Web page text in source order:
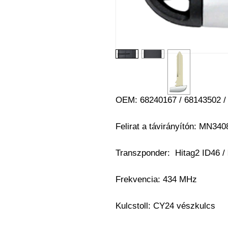
OEM: 68240167 / 68143502
Felirat a távirányítón:
Transzponder: Hitag2 ID46 /
Frekvencia: 434 MHz
Kulcstoll: CY24 vészkulcs